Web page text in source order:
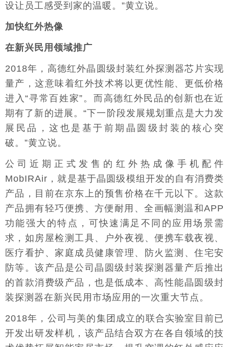
设让员工感受到家的温暖。”黄立说。
加快红外热像
在新兴民用领域推广
2018年，高德红外晶圆级封装红外探测器芯片实现
量产，这意味着红外技术将以更优性能、更低价格
进入“寻常百姓家”。而高德红外民品的创新也在近
期有了新的进展。“下一阶段发展规划重点是大力发
展民品，这也是基于前期晶圆级封装的核心突
破。”黄立说。
公司近期正式发售的红外热成像手机配件
MobIRAir，就是基于晶圆级模组开发的自有消费类
产品，目前在京东上的预售价格在千元以下。这款
产品拥有轻巧便携、方便耐用、全画幅测温和APP
功能强大的特点，可快速满足不同的应用场景需
求，如房屋检测工具、户外夜视、便携车载夜视、
医疗看护、家庭成员健康管理、防火监测、住宅安
防等。该产品是公司晶圆级封装探测器量产后推出
的首款消费级产品，也是低成本、高性能晶圆级封
装探测器在新兴民用市场应用的一次重大节点。
2018年，公司与美的集团成立的联合实验室目前已
开发出研发样机，该产品结合双方在各自领域的技